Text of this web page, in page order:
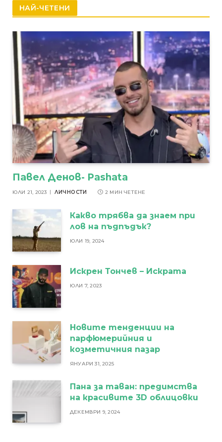
НАЙ-ЧЕТЕНИ
Павел Денов- Pashata
ЮЛИ 21, 2023 ЛИЧНОСТИ 2 МИН ЧЕТЕНЕ
Какво трябва да знаем при
лов на пъдпъдък?
ЮЛИ 19, 2024
Искрен Тончев – Искрата
ЮЛИ 7, 2023
Новите тенденции на
парфюмерийния и
козметичния пазар
ЯНУАРИ 31, 2025
Пана за таван: предимства
на красивите 3D облицовки
ДЕКЕМВРИ 9, 2024